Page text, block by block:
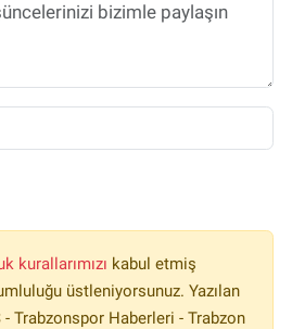
kurallarımızı kabul etmiş
üstleniyorsunuz. Yazılan
Trabzonspor Haberleri - Trabzon